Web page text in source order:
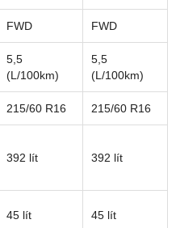
FWD FWD
5,5
(L/100km)
5,5
(L/100km)
215/60 R16 215/60 R16
392 lít 392 lít
45 lít 45 lít